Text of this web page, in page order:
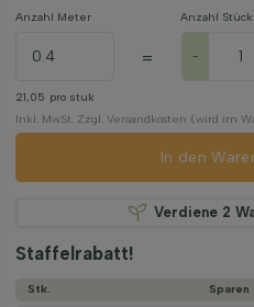
Anzahl Meter
=
Anzahl Stück
-
21,05 pro stuk
Inkl. MwSt. Zzgl. Versandkosten (wird im
In den
Verdiene 2
Staffelrabatt!
Stk. Sparen